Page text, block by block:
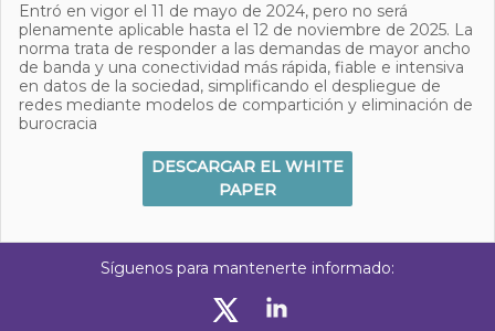
Entró en vigor el 11 de mayo de 2024, pero no será
plenamente aplicable hasta el 12 de noviembre de 2025. La
norma trata de responder a las demandas de mayor ancho
de banda y una conectividad más rápida, fiable e intensiva
en datos de la sociedad, simplificando el despliegue de
redes mediante modelos de compartición y eliminación de
burocracia
DESCARGAR EL WHITE
PAPER
Síguenos para mantenerte informado: